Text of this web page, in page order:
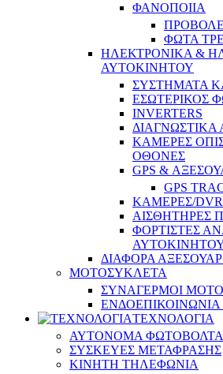
ΦΑΝΟΠΟΙΙΑ
ΦΩΤΑ
ΗΛΕΚΤΡΟΝΙΚΑ &
ΑΥΤΟΚΙΝΗΤΟΥ
ΣΥΣΤΗΜΑΤΑ
ΕΣΩΤΕΡΙΚΟΣ
INVERTERS
ΚΑΜΕΡΕΣ
ΟΘΟΝΕΣ
GPS &
GPS
ΚΑΜΕΡΕΣ/
ΑΙΣΘΗΤΗΡΕΣ
ΦΟΡΤΙΣΤΕΣ
ΔΙΑΦΟΡΑ
ΜΟΤΟΣΥΚΛΕΤΑ
ΣΥΝΑΓΕΡΜΟΙ ΜΟΤΟ
ΤΕΧΝΟΛΟΓΙΑ
ΑΥΤΟΝΟΜΑ
ΣΥΣΚΕΥΕΣ ΜΕΤΑΦΡΑΣΗΣ
ΚΙΝΗΤΗ ΤΗΛΕΦΩΝΙΑ